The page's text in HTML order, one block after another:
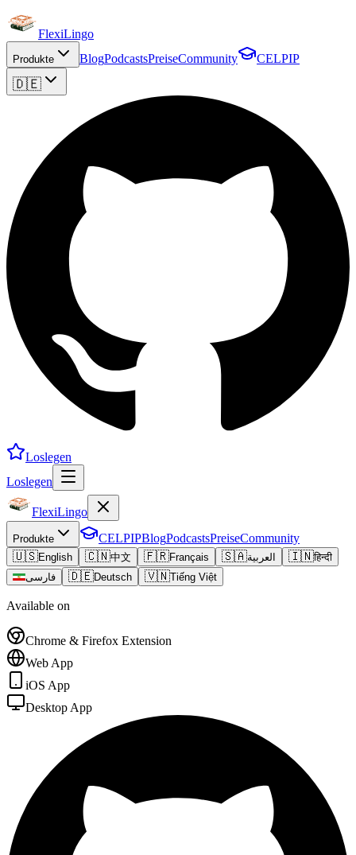
FlexiLingo
Produkte BlogPodcastsPreiseCommunity CELPIP
🇩🇪
Loslegen
Loslegen
FlexiLingo
Produkte CELPIPBlogPodcastsPreiseCommunity
🇺🇸English 🇨🇳中文 🇫🇷Français 🇸🇦العربية 🇮🇳हिन्दी
فارسی
🇩🇪Deutsch 🇻🇳Tiếng Việt
Available on
Chrome & Firefox Extension
Web App
iOS App
Desktop App